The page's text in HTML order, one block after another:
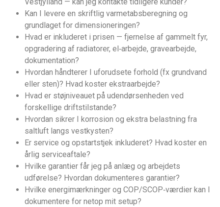
Kan I levere en skriftlig varmetabsberegning og
grundlaget for dimensioneringen?
Hvad er inkluderet i prisen — fjernelse af gammelt fyr,
opgradering af radiatorer, el‑arbejde, gravearbejde,
dokumentation?
Hvordan håndterer I uforudsete forhold (fx grundvand
eller sten)? Hvad koster ekstraarbejde?
Hvad er støjniveauet på udendørsenheden ved
forskellige driftstilstande?
Hvordan sikrer I korrosion og ekstra belastning fra
saltluft langs vestkysten?
Er service og opstartstjek inkluderet? Hvad koster en
årlig serviceaftale?
Hvilke garantier får jeg på anlæg og arbejdets
udførelse? Hvordan dokumenteres garantier?
Hvilke energimærkninger og COP/SCOP‑værdier kan I
dokumentere for netop mit setup?